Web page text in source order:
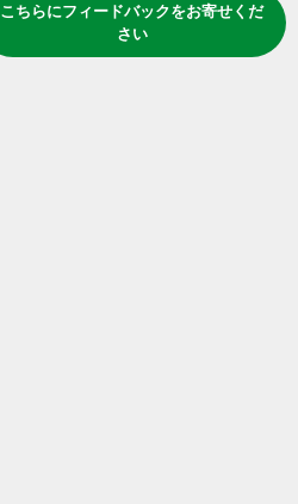
こちらにフィードバックをお寄せくだ
さい